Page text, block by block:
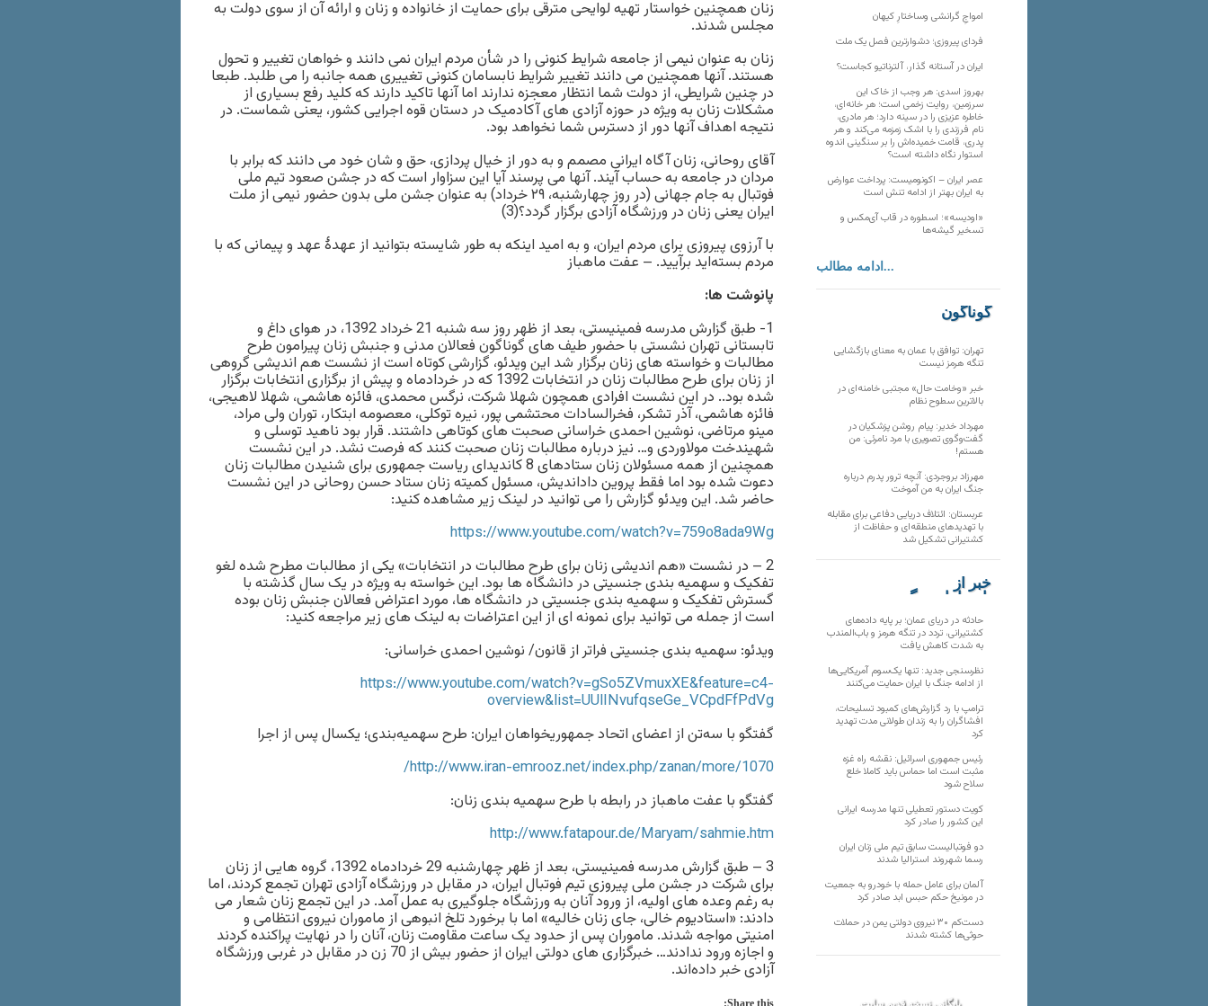
زنان همچنین خواستار تهیه لوایحی مترقی برای حمایت از خانواده و زنان و ارائه آن از سوی دولت به
مجلس شدند.
زنان به عنوان نیمی از جامعه شرایط کنونی را در شأن مردم ایران نمی دانند و خواهان تغییر و تحول
هستند. آنها همچنین می دانند تغییر شرایط نابسامان کنونی تغییری همه جانبه را می طلبد. طبعا
در چنین شرایطی، از دولت شما انتظار معجزه ندارند اما آنها تاکید دارند که کلید رفع بسیاری از
مشکلات زنان به ویژه در حوزه آزادی های آکادمیک در دستان قوه اجرایی کشور، یعنی شماست. در
نتیجه اهداف آنها دور از دسترس شما نخواهد بود.
آقای روحانی، زنان آگاه ایرانی مصمم و به دور از خیال پردازی، حق و شان خود می دانند که برابر با
مردان در جامعه به حساب آیند. آنها می پرسند آیا این سزاوار است که در جشن صعود تیم ملی
فوتبال به جام جهانی (در روز چهارشنبه، ۲۹ خرداد) به عنوان جشن ملی بدون حضور نیمی از ملت
ایران یعنی زنان در ورزشگاه آزادی برگزار گردد؟(3)
با آرزوی پیروزی برای مردم ایران، و به امید اینکه به طور شایسته بتوانید از عهدهٔ عهد و پیمانی که با
مردم بسته‌اید برآیید. – عفت ماهباز
پانوشت ها:
1- طبق گزارش مدرسه فمینیستی، بعد از ظهر روز سه شنبه 21 خرداد 1392، در هوای داغ و
تابستانی تهران نشستی با حضور طیف های گوناگون فعالان مدنی و جنبش زنان پیرامون طرح
مطالبات و خواسته های زنان برگزار شد این ویدئو، گزارشی کوتاه است از نشست هم اندیشی گروهی
از زنان برای طرح مطالبات زنان در انتخابات 1392 که در خردادماه و پیش از برگزاری انتخابات برگزار
شده بود.. در این نشست افرادی همچون شهلا شرکت، نرگس محمدی، فائزه هاشمی، شهلا لاهیجی،
فائزه هاشمی، آذر تشکر، فخرالسادات محتشمی پور، نیره توکلی، معصومه ابتکار، توران ولی مراد،
مینو مرتاضی، نوشین احمدی خراسانی صحبت های کوتاهی داشتند. قرار بود ناهید توسلی و
شهیندخت مولاوردی و… نیز درباره مطالبات زنان صحبت کنند که فرصت نشد. در این نشست
همچنین از همه مسئولان زنان ستادهای 8 کاندیدای ریاست جمهوری برای شنیدن مطالبات زنان
دعوت شده بود اما فقط پروین داداندیش، مسئول کمیته زنان ستاد حسن روحانی در این نشست
حاضر شد. این ویدئو گزارش را می توانید در لینک زیر مشاهده کنید:
https://www.youtube.com/watch?v=759o8ada9Wg
2 – در نشست «هم اندیشی زنان برای طرح مطالبات در انتخابات» یکی از مطالبات مطرح شده لغو
تفکیک و سهمیه بندی جنسیتی در دانشگاه ها بود. این خواسته به ویژه در یک سال گذشته با
گسترش تفکیک و سهمیه بندی جنسیتی در دانشگاه ها، مورد اعتراض فعالان جنبش زنان بوده
است از جمله می توانید برای نمونه ای از این اعتراضات به لینک های زیر مراجعه کنید:
ویدئو: سهمیه بندی جنسیتی فراتر از قانون/ نوشین احمدی خراسانی:
https://www.youtube.com/watch?v=gSo5ZVmuxXE&feature=c4-
overview&list=UUlINvufqseGe_VCpdFfPdVg
گفتگو با سه‌تن از اعضای اتحاد جمهوريخواهان ايران: طرح سهميه‌بندی؛ يكسال پس از اجرا
http://www.iran-emrooz.net/index.php/zanan/more/1070/
گفتگو با عفت ماهباز در رابطه با طرح سهمیه بندی زنان:
http://www.fatapour.de/Maryam/sahmie.htm
3 – طبق گزارش مدرسه فمینیستی، بعد از ظهر چهارشنبه 29 خردادماه 1392، گروه هایی از زنان
برای شرکت در جشن ملی پیروزی تیم فوتبال ایران، در مقابل در ورزشگاه آزادی تهران تجمع کردند، اما
به رغم وعده های اولیه، از ورود آنان به ورزشگاه جلوگیری به عمل آمد. در این تجمع زنان شعار می
دادند: «استادیوم خالی، جای زنان خالیه» اما با برخورد تلخ انبوهی از ماموران نیروی انتظامی و
امنیتی مواجه شدند. ماموران پس از حدود یک ساعت مقاومت زنان، آنان را در نهایت پراکنده کردند
و اجازه ورود ندادند… خبرگزاری های دولتی ایران از حضور بیش از 70 زن در مقابل در غربی ورزشگاه
آزادی خبر داده‌اند.
Share this:
‌امواجِ گرانشی وساختارِ کیهان
فردای پیروزی؛ دشوارترین فصل یک ملت
ایران در آستانه گذار، آلترناتیو کجاست؟
بهروز اسدی: هر وجب از خاک‌ این
سرزمین، روایت زخمی است؛ هر خانه‌ای،
خاطره عزیزی را در سینه دارد؛ هر مادری،
نام فرزندی را با اشک زمزمه می‌کند و هر
پدری، قامت خمیده‌اش را بر سنگینی اندوه
استوار نگاه داشته است؟
عصر ایران – اکونومیست: پرداخت عوارض
به ایران بهتر از ادامه تنش است
«اودیسه»؛ اسطوره در قاب آی‌مکس و
تسخیر گیشه‌ها
ادامه مطالب...
گوناگون
تهران: توافق با عمان به معنای بازگشایی
تنگه هرمز نیست
خبر «وخامت حال» مجتبی خامنه‌ای در
بالاترین سطوح نظام
مهرداد خدیر: پیام روشن پزشکیان در
گفت‌و‌گوی تصویری با مرد نامرئی: من
هستم!
مهرزاد بروجردی: آنچه ترور پدرم درباره
جنگ ایران به من آموخت
عربستان: ائتلاف دریایی دفاعی برای مقابله
با تهدیدهای منطقه‌ای و حفاظت از
کشتیرانی تشکیل شد
خبر از
تارنماهای دیگر
حادثه در دریای عمان؛ بر پایه داده‌های
کشتیرانی، تردد در تنگه هرمز و باب‌المندب
به شدت کاهش یافت
نظرسنجی جدید: تنها یک‌سوم آمریکایی‌ها
از ادامه جنگ با ایران حمایت می‌کنند
ترامپ با رد گزارش‌های کمبود تسلیحات،
افشاگران را به زندان طولانی مدت تهدید
کرد
رئیس‌ جمهوری اسرائیل: نقشه راه غزه
مثبت است اما حماس باید کاملا خلع
سلاح شود
کویت دستور تعطیلی تنها مدرسه ایرانی
این کشور را صادر کرد
دو فوتبالیست سابق تیم ملی زنان ایران
رسما شهروند استرالیا شدند
آلمان برای عامل حمله با خودرو به جمعیت
در مونیخ حکم حبس ابد صادر کرد
دست‌کم ۳۰ نیروی دولتی یمن در حملات
حوثی‌ها کشته شدند
بایگانی نسخه قدیم سایت